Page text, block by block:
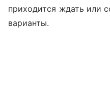
приходится ждать или
варианты.